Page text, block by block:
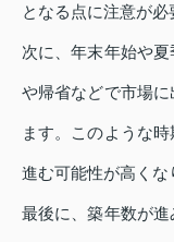
となる点に注意が必
次に、年末年始や
や帰省などで市場
ます。このような
進む可能性が高くな
最後に、築年数が